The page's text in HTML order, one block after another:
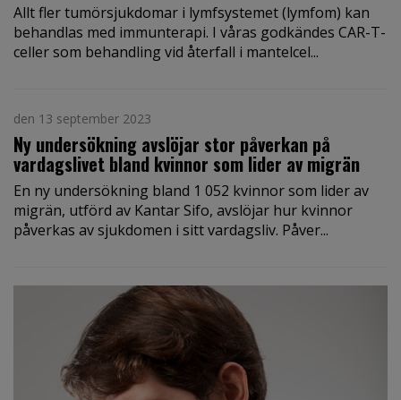
Allt fler tumörsjukdomar i lymfsystemet (lymfom) kan
behandlas med immunterapi. I våras godkändes CAR-T-
celler som behandling vid återfall i mantelcel...
den 13 september 2023
Ny undersökning avslöjar stor påverkan på
vardagslivet bland kvinnor som lider av migrän
En ny undersökning bland 1 052 kvinnor som lider av
migrän, utförd av Kantar Sifo, avslöjar hur kvinnor
påverkas av sjukdomen i sitt vardagsliv. Påver...